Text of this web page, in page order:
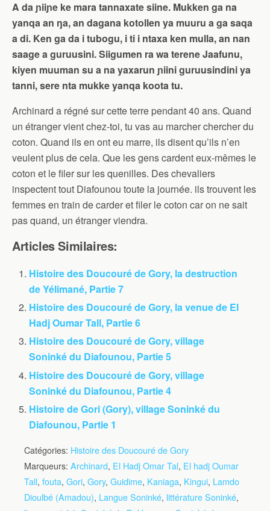
A da ɲiiɲe ke mara tannaxate siine. Mukken ga na
yanqa an ŋa, an dagana kotollen ya muuru a ga saqa
a di. Ken ga da i tubogu, i ti i ntaxa ken mulla, an nan
saage a guruusini. Siigumen ra wa terene Jaafunu,
kiyen muuman su a na yaxarun ɲiini guruusindini ya
tanni, sere nta mukke yanqa koota tu.
Archinard a régné sur cette terre pendant 40 ans. Quand
un étranger vient chez-toi, tu vas au marcher chercher du
coton. Quand ils en ont eu marre, ils disent qu’ils n’en
veulent plus de cela. Que les gens cardent eux-mêmes le
coton et le filer sur les quenilles. Des chevaliers
inspectent tout Diafounou toute la journée. ils trouvent les
femmes en train de carder et filer le coton car on ne sait
pas quand, un étranger viendra.
Articles Similaires:
Histoire des Doucouré de Gory, la destruction
de Yélimané, Partie 7
Histoire des Doucouré de Gory, la venue de El
Hadj Oumar Tall, Partie 6
Histoire des Doucouré de Gory, village
Soninké du Diafounou, Partie 5
Histoire des Doucouré de Gory, village
Soninké du Diafounou, Partie 4
Histoire de Gori (Gory), village Soninké du
Diafounou, Partie 1
Catégories: Histoire des Doucouré de Gory
Marqueurs: Archinard, El Hadj Omar Tal, El hadj Oumar
Tall, fouta, Gori, Gory, Guidime, Kaniaga, Kingui, Lamdo
Dioulbé (Amadou), Langue Soninké, littérature Soninké,